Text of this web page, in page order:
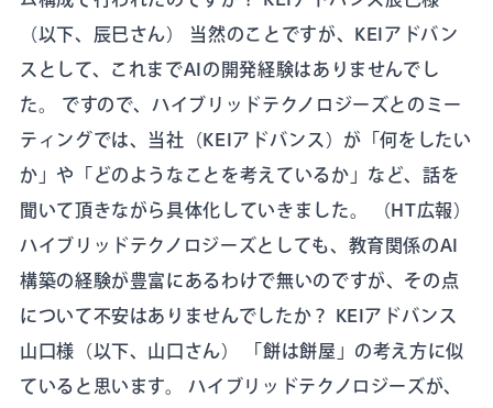
（以下、辰巳さん） 当然のことですが、KEIアドバン
スとして、これまでAIの開発経験はありませんでし
た。 ですので、ハイブリッドテクノロジーズとのミー
ティングでは、当社（KEIアドバンス）が「何をしたい
か」や「どのようなことを考えているか」など、話を
聞いて頂きながら具体化していきました。 （HT広報）
ハイブリッドテクノロジーズとしても、教育関係のAI
構築の経験が豊富にあるわけで無いのですが、その点
について不安はありませんでしたか？ KEIアドバンス
山口様（以下、山口さん） 「餅は餅屋」の考え方に似
ていると思います。 ハイブリッドテクノロジーズが、